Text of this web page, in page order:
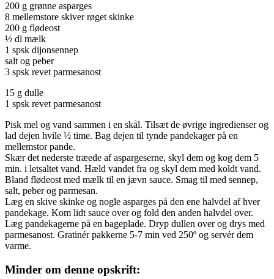
200 g grønne asparges
8 mellemstore skiver røget skinke
200 g flødeost
½ dl mælk
1 spsk dijonsennep
salt og peber
3 spsk revet parmesanost
15 g dulle
1 spsk revet parmesanost
Pisk mel og vand sammen i en skål. Tilsæt de øvrige ingredienser og
lad dejen hvile ½ time. Bag dejen til tynde pandekager på en
mellemstor pande.
Skær det nederste træede af aspargeserne, skyl dem og kog dem 5
min. i letsaltet vand. Hæld vandet fra og skyl dem med koldt vand.
Bland flødeost med mælk til en jævn sauce. Smag til med sennep,
salt, peber og parmesan.
Læg en skive skinke og nogle asparges på den ene halvdel af hver
pandekage. Kom lidt sauce over og fold den anden halvdel over.
Læg pandekagerne på en bageplade. Dryp dullen over og drys med
parmesanost. Gratinér pakkerne 5-7 min ved 250º og servér dem
varme.
Minder om denne opskrift: